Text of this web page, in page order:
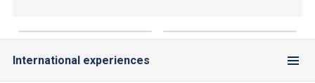
International experiences